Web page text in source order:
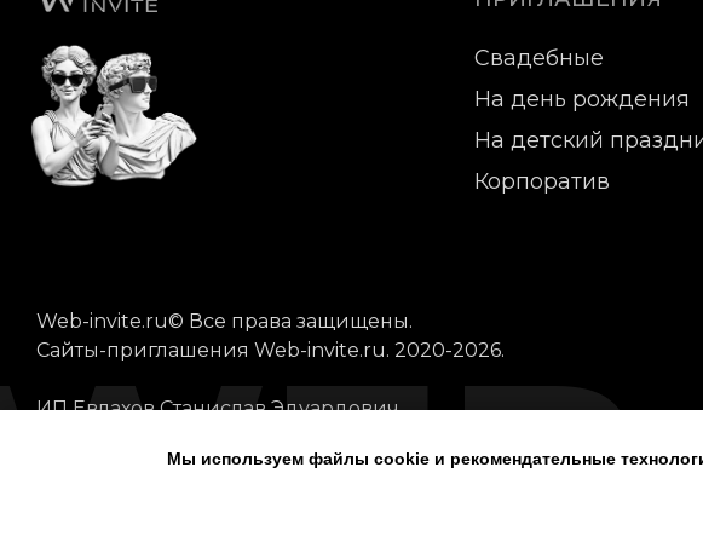
Мы используем файлы cookie и рекомендательные
Web-invite.ru© Все права защищены.
Сайты-приглашения Web-invite.ru. 2020-2026.
ИП Евлахов Станислав Эдуардович
Свадебные
На день рождения
Корпоратив
На детский